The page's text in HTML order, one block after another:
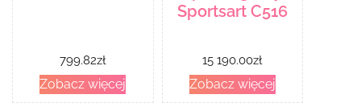
799.82zł
Zobacz więcej
Sportsart C516
15 190.00zł
Zobacz więcej